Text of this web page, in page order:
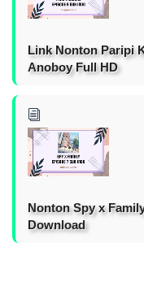
Link Nonton Paripi
Anoboy Full HD
Nonton Spy x
Download